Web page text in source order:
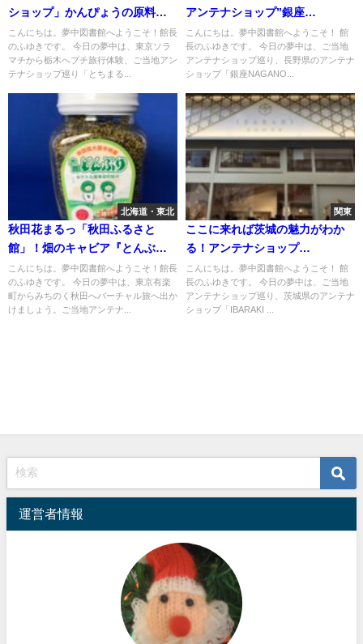
ショップ」かんぴょうの原料っ
て？
こんにちは。夢中図書館へようこそ！館長
のふゆきです。 今日の夢中は、東京ソラ
マチから栃木へプチ旅行体験、ご当地アン
テナショップ巡り「とちまる...
アンテナショップ”銀座
NAGANO”
こんにちは。夢中図書館へようこそ！ 館
長のふゆきです。 今日の夢中は、ご当地
アンテナショップ巡り、長野県のアンテナ
ショップ「銀座NAGANO...
北海道・東北
秋田花まるっ「秋田ふるさと
館」！畑のキャビア『とんぶ
り』とは？
こんにちは。夢中図書館へようこそ！館長
のふゆきです。 今日の夢中は、東京有楽
町からみちのく秋田へバーチャル旅へ出か
けましょう。ご当地アンテナ...
関東
ここに来れば茨城の魅力がわか
る！アンテナショップ
「IBARAKI sense」
こんにちは。夢中図書館へようこそ！ 館
長のふゆきです。 今日の夢中は、ご当地
アンテナショップ巡り、茨城県のアンテナ
ショップ「IBARAKI ...
運営者情報